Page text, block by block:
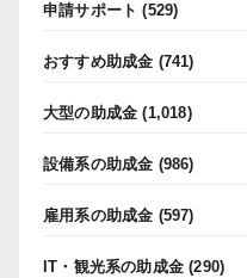
申請サポート (529)
おすすめ助成金 (741)
大型の助成金 (1,018)
設備系の助成金 (986)
雇用系の助成金 (597)
IT・観光系の助成金 (290)